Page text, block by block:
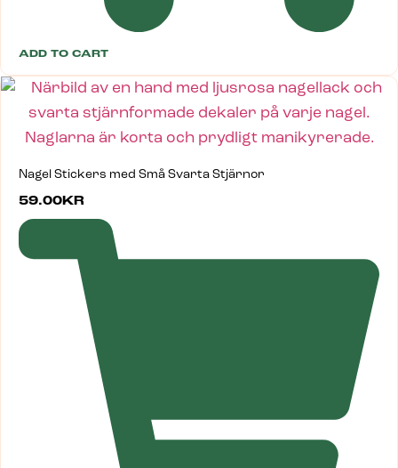
ADD TO CART
Nagel Stickers med Små Svarta Stjärnor
59.00KR